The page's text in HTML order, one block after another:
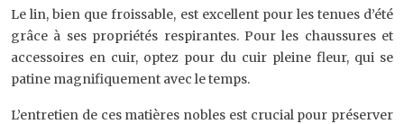
Le lin, bien que froissable, est excellent pour les tenues d’été
grâce à ses propriétés respirantes. Pour les chaussures et
accessoires en cuir, optez pour du cuir pleine fleur, qui se
patine magnifiquement avec le temps.
L’entretien de ces matières nobles est crucial pour préserver